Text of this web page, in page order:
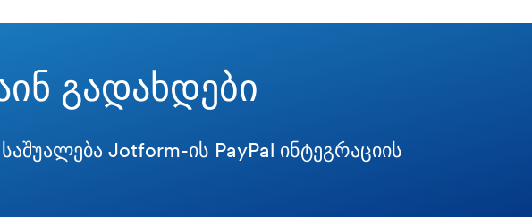
გადახდები
Jotform-ის PayPal ინტეგრაციის